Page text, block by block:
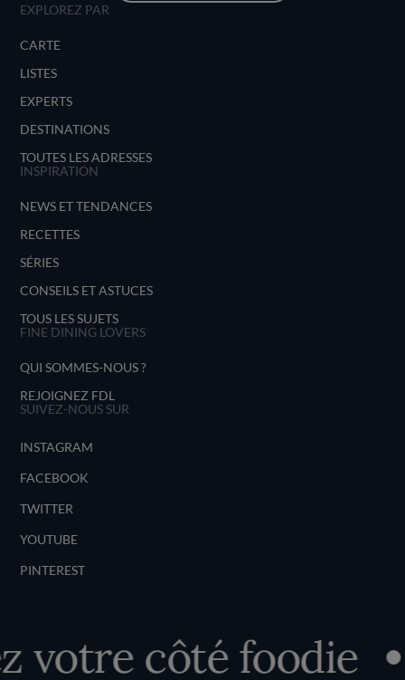
EXPLOREZ PAR
CARTE
LISTES
EXPERTS
DESTINATIONS
TOUTES LES ADRESSES
INSPIRATION
NEWS ET TENDANCES
RECETTES
SÉRIES
CONSEILS ET ASTUCES
TOUS LES SUJETS
FINE DINING LOVERS
QUI SOMMES-NOUS ?
REJOIGNEZ FDL
SUIVEZ-NOUS SUR
INSTAGRAM
FACEBOOK
TWITTER
YOUTUBE
PINTEREST
côté foodie